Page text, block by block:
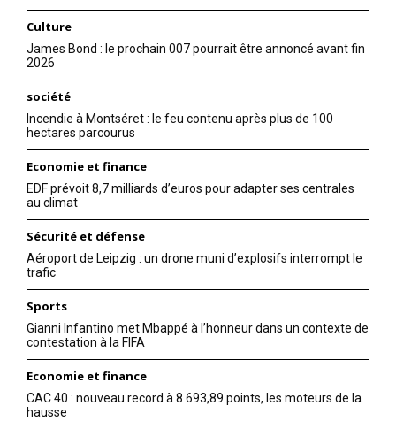
Culture
James Bond : le prochain 007 pourrait être annoncé avant fin
2026
société
Incendie à Montséret : le feu contenu après plus de 100
hectares parcourus
Economie et finance
EDF prévoit 8,7 milliards d’euros pour adapter ses centrales
au climat
Sécurité et défense
Aéroport de Leipzig : un drone muni d’explosifs interrompt le
trafic
Sports
Gianni Infantino met Mbappé à l’honneur dans un contexte de
contestation à la FIFA
Economie et finance
CAC 40 : nouveau record à 8 693,89 points, les moteurs de la
hausse